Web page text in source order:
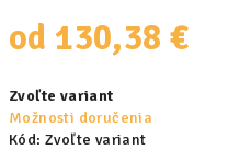
od 130,38 €
cena:
Zvoľte variant
Možnosti doručenia
Kód: Zvoľte variant